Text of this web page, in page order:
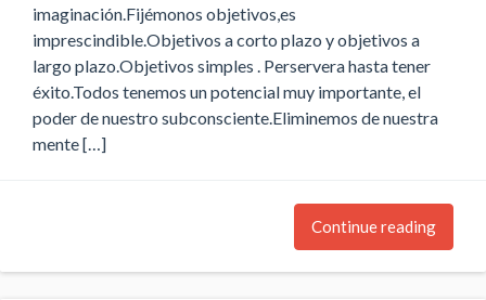
imaginación.Fijémonos objetivos,es
imprescindible.Objetivos a corto plazo y objetivos a
largo plazo.Objetivos simples . Perservera hasta tener
éxito.Todos tenemos un potencial muy importante, el
poder de nuestro subconsciente.Eliminemos de nuestra
mente […]
Continue reading